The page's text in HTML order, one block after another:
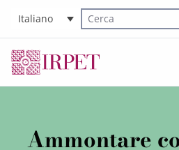
Italiano
Cerca nel sito
Ammontare